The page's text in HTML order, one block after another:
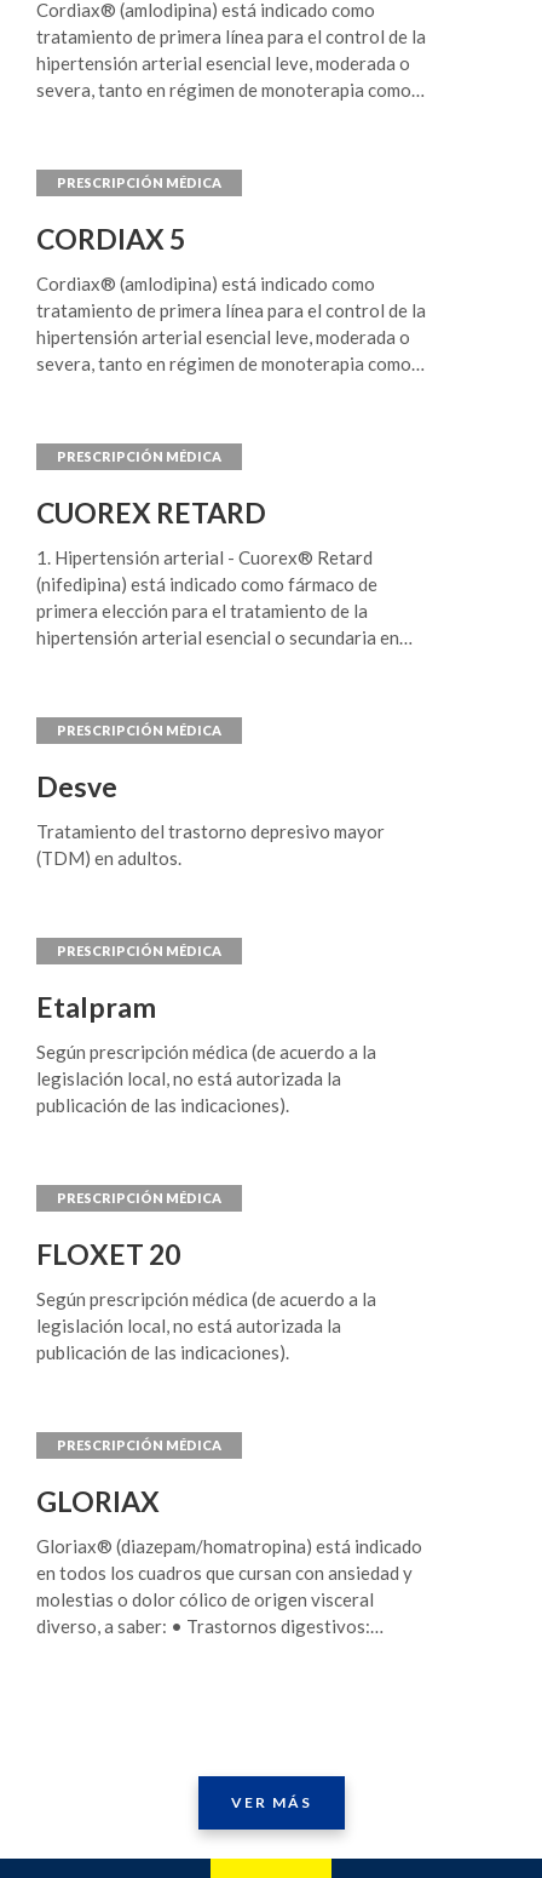
para la preparación de los pacientes que van a ser
sometidos a estudios radiológicos.
Cordiax® (amlodipina) está indicado como
tratamiento de primera línea para el control de la
hipertensión arterial esencial leve, moderada o
severa, tanto en régimen de monoterapia como
angiotensina, antagonistas de los receptores de
angiotensina II u otros agentes
indicado en el tratamiento de la angina crónica
estable y en la angina variante de Prinzmetal,
solo o combinado con otros agentes
antianginosos.
CORDIAX 5
Cordiax® (amlodipina) está indicado como
tratamiento de primera línea para el control de la
hipertensión arterial esencial leve, moderada o
severa, tanto en régimen de monoterapia como
angiotensina, antagonistas de los receptores de
angiotensina II u otros agentes
indicado en el tratamiento de la angina crónica
estable y en la angina variante de Prinzmetal,
solo o combinado con otros agentes
antianginosos.
CUOREX RETARD
1. Hipertensión arterial - Cuorex® Retard
(nifedipina) está indicado como fármaco de
primera elección para el tratamiento de la
hipertensión arterial esencial o secundaria en
isquémica - Cuorex® Retard (nifedipina) está
indicado en el tratamiento de la angina
como primera línea y en la angina crónica estable
en pacientes que permanecen sintomáticos a
pesar de recibir dosis adecuadas de
miocardio reciente dado que se ha asociado con
Desve
Tratamiento del trastorno depresivo mayor
(TDM) en adultos.
Etalpram
Según prescripción médica (de acuerdo a la
legislación local, no está autorizada la
publicación de las indicaciones).
FLOXET 20
Según prescripción médica (de acuerdo a la
legislación local, no está autorizada la
publicación de las indicaciones).
GLORIAX
Gloriax® (diazepam/homatropina) está indicado
en todos los cuadros que cursan con ansiedad y
molestias o dolor cólico de origen visceral
diverso, a saber: • Trastornos digestivos:
etc.) o generales (contracturas musculares,
cefaleas tensionales, etc.). • Dismenorrea y
tensión premenstrual.
VER MÁS